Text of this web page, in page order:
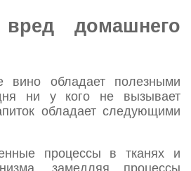
домашнего
вино обладает полезными
ни у кого не вызывает
обладает следующими
процессы в тканях и